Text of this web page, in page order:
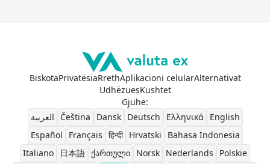
BiskotaPrivatësiaRrethAplikacioni celularAlternativat
UdhëzuesKushtet
Gjuhe:
العربية
Čeština Dansk Deutsch Ελληνικά
English
Español
Français हिन्दी Hrvatski
Bahasa Indonesia
Italiano
日本語 ქართული Norsk Nederlands Polskie